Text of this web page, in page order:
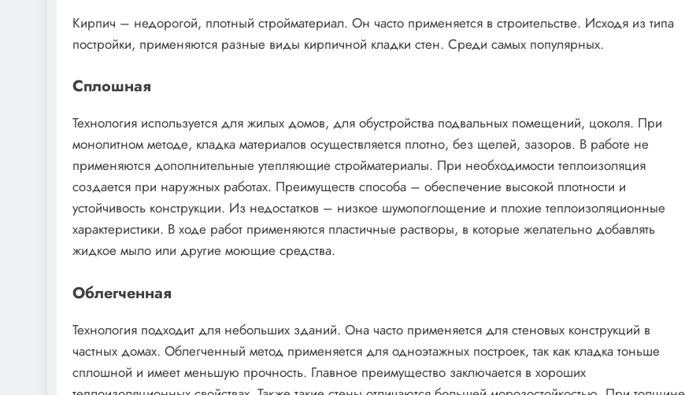
Кирпич – недорогой, плотный стройматериал. Он часто применяется в строительстве. Исходя из типа
постройки, применяются разные виды кирпичной кладки стен. Среди самых популярных.
Сплошная
Технология используется для жилых домов, для обустройства подвальных помещений, цоколя. При
монолитном методе, кладка материалов осуществляется плотно, без щелей, зазоров. В работе не
применяются дополнительные утепляющие стройматериалы. При необходимости теплоизоляция
создается при наружных работах. Преимуществ способа – обеспечение высокой плотности и
устойчивость конструкции. Из недостатков – низкое шумопоглощение и плохие теплоизоляционные
характеристики. В ходе работ применяются пластичные растворы, в которые желательно добавлять
жидкое мыло или другие моющие средства.
Облегченная
Технология подходит для небольших зданий. Она часто применяется для стеновых конструкций в
частных домах. Облегченный метод применяется для одноэтажных построек, так как кладка тоньше
сплошной и имеет меньшую прочность. Главное преимущество заключается в хороших